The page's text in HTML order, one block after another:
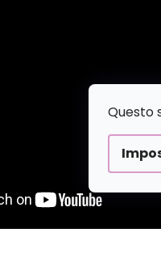
Questo